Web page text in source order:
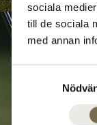
sociala
till de sociala
med annan